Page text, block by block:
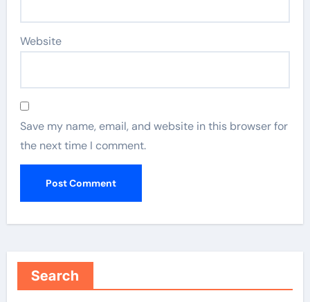
Website
Save my name, email, and website in this browser for
the next time I comment.
Search